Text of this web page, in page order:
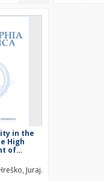
in the
High
of
Juraj